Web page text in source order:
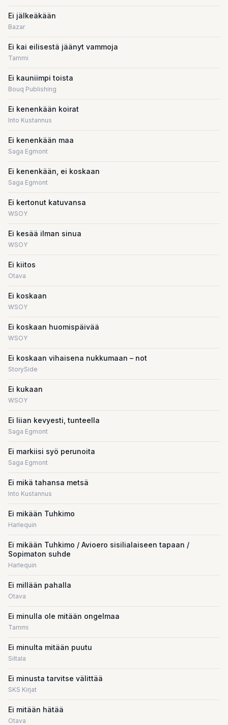
Ei jälkeäkään
Bazar
Ei kai eilisestä jäänyt vammoja
Tammi
Ei kauniimpi toista
Bouq Publishing
Ei kenenkään koirat
Into Kustannus
Ei kenenkään maa
Saga Egmont
Ei kenenkään, ei koskaan
Saga Egmont
Ei kertonut katuvansa
WSOY
Ei kesää ilman sinua
WSOY
Ei kiitos
Otava
Ei koskaan
WSOY
Ei koskaan huomispäivää
WSOY
Ei koskaan vihaisena nukkumaan – not
StorySide
Ei kukaan
WSOY
Ei liian kevyesti, tunteella
Saga Egmont
Ei markiisi syö perunoita
Saga Egmont
Ei mikä tahansa metsä
Into Kustannus
Ei mikään Tuhkimo
Harlequin
Ei mikään Tuhkimo / Avioero sisilialaiseen tapaan /
Sopimaton suhde
Harlequin
Ei millään pahalla
Otava
Ei minulla ole mitään ongelmaa
Tammi
Ei minulta mitään puutu
Siltala
Ei minusta tarvitse välittää
SKS Kirjat
Ei mitään hätää
Otava